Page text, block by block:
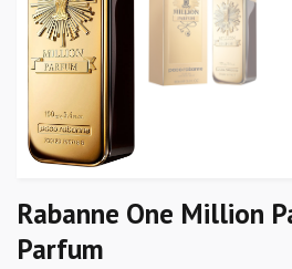
Rabanne One Million
Parfum